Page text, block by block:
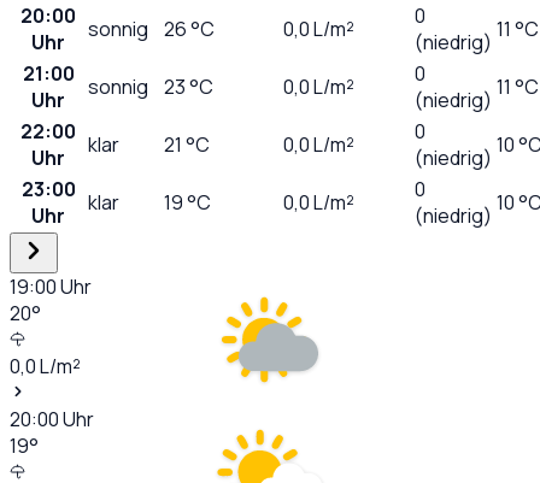
20:00
Uhr
sonnig 26°C 0,0L/m²
0
(niedrig) 11 °C
21:00
Uhr
sonnig 23°C 0,0L/m²
0
(niedrig) 11 °C
22:00
Uhr
klar 21 °C 0,0L/m²
0
(niedrig) 10
23:00
Uhr
klar 19°C 0,0L/m²
0
(niedrig) 10
19:00Uhr
20°
0,0L/m²
20:00Uhr
19°